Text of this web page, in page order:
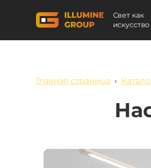
Свет как
искусство
Главная страница ›